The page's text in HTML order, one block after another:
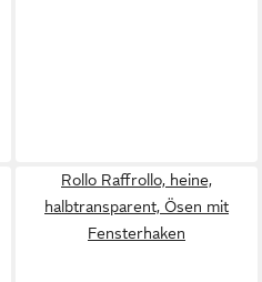
Rollo Raffrollo, heine,
halbtransparent, Ösen mit
Fensterhaken